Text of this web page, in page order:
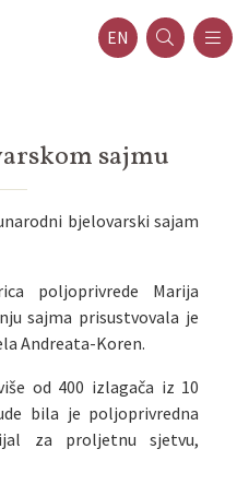
EN
sajmu
bjelovarski sajam
poljoprivrede Marija
sajma prisustvovala je
Andreata-Koren.
od 400 izlagača iz 10
bila je poljoprivredna
za proljetnu sjetvu,